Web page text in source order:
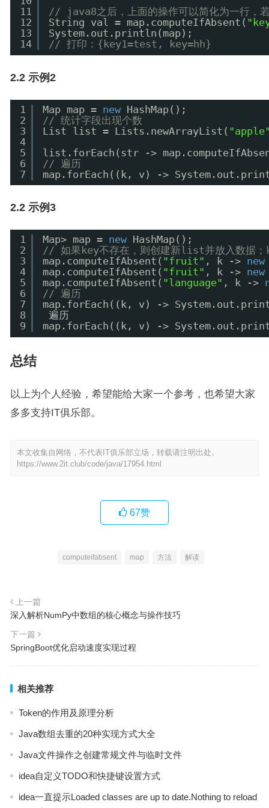
11
12
13
14
// java8之后，上面的操作可以简化为一行，
String val = map.computeIfAbsent(
System.out.println(map);
// 打印：{key1=test, key=hh}
2.2 示例2
1
2
3
4
5
6
7
Map map = new HashMap();
// 统计字段出现个数
List list = Lists.newArrayList(
list.forEach(str ->
// 遍历
map.forEach((k, v) ->
2.2 示例3
1
2
3
4
5
6
7
8
9
Map> map = new
HashMap();
// 如果key不存在，则创建新list并放入数据
map.computeIfAbsent( "fruit" , k -> new
map.computeIfAbsent( "fruit" , k -> new
map.computeIfAbsent( "language" , k ->
// 遍历
map.forEach((k, v) ->
遍历
map.forEach((k, v) ->
总结
以上为个人经验，希望能给大家一个参考，也希望大家
多多支持IT俱乐部。
本文收集自网络，不代表IT俱乐部立场，转载请注明出处。
https://www.2it.club/code/java/17954.html
67赞
computeifabsent map 方法 解读
上一篇
深入解析NumPy中数组的核心概念与操作技巧
下一篇
SpringBoot优化启动速度实现过程
相关推荐
Token的作用及原理分析
Java数组去重的20种实现方式大全
Java文件操作之创建常规文件与临时文件
idea自定义TODO和快捷键设置方式
idea一直提示Loaded classes are up to date.Nothing to reload